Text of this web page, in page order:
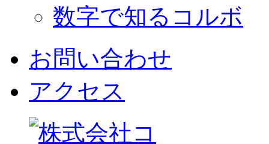
数字で知るコルボ
お問い合わせ
アクセス